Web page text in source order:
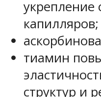
укрепление
капилляров;
тиамин
структур и